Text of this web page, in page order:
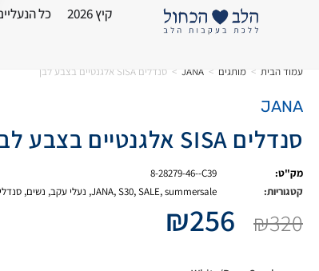
קיץ 2026 כל
עמוד הבית > מותגים >
JANA
> סנדלים SISA אלגנטיים בצבע לבן
JANA
סנדלים SISA אלגנטיים בצבע לבן
מק"ט:
8-28279-46--C39
קטגוריות:
JANA,S30,SALE,summersale
, נעלי עקב, נשים,
₪320
₪256